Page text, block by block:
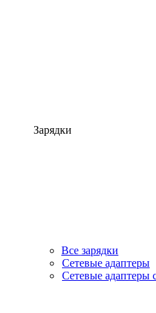
Зарядки
Все зарядки
Сетевые адаптеры
Сетевые адаптеры